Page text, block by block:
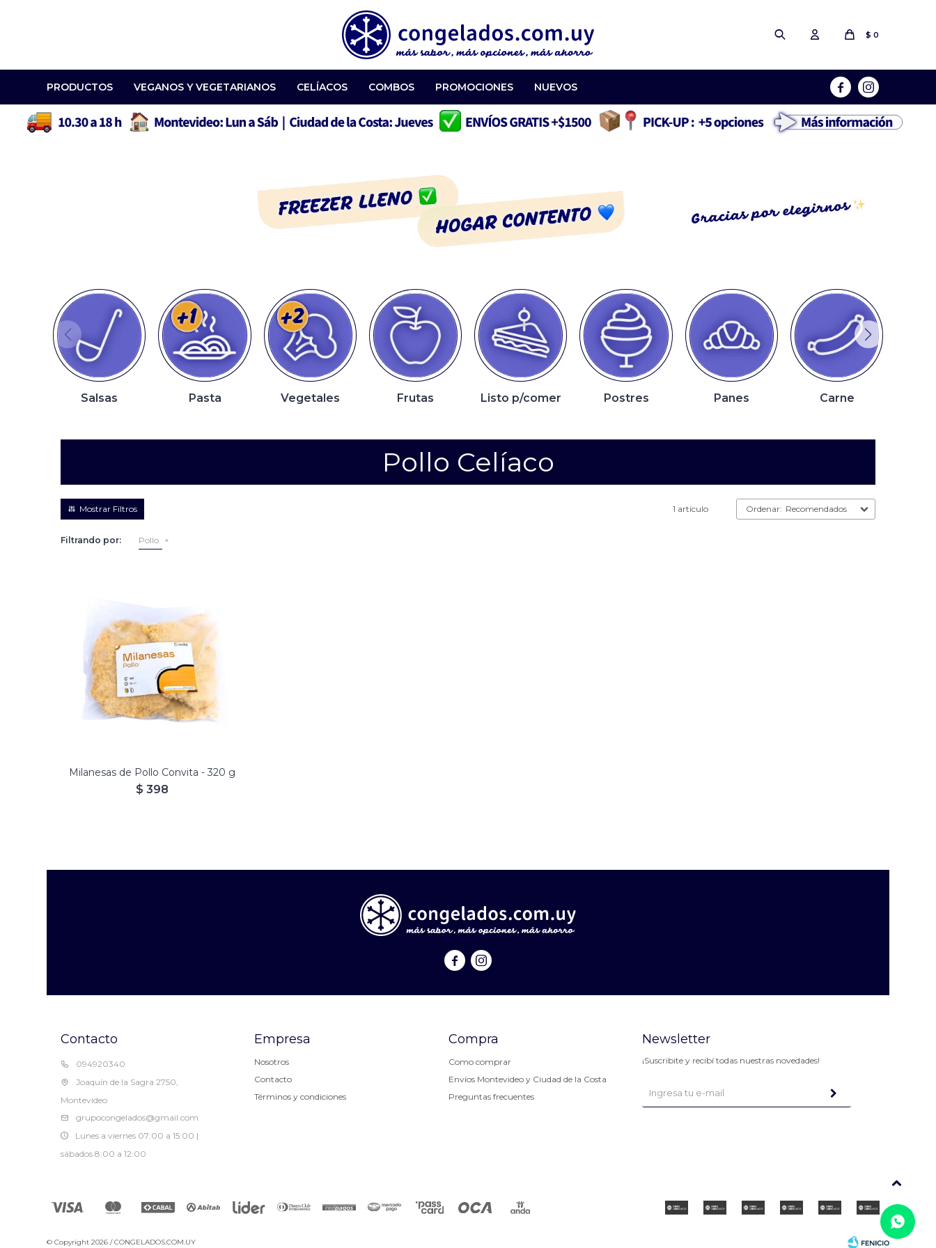
PRODUCTOS VEGANOS Y VEGETARIANOS CELÍACOS COMBOS PROMOCIONES NUEVOS
$ 0
 
Salsas Pasta Vegetales Frutas Listo p/comer Postres Panes Carne
Pollo Celíaco
1 artículo Recomendados
Filtrando por: Pollo
Milanesas de Pollo Convita - 320 g
$ 398
 
Contacto
094920340
Joaquín de la Sagra 2750,
Montevideo
grupocongelados@gmail.com
Lunes a viernes 07:00 a 15:00 |
sábados 8:00 a 12:00
Empresa
Nosotros
Contacto
Términos y condiciones
Compra
Como comprar
Envíos Montevideo y Ciudad de la Costa
Preguntas frecuentes
Newsletter
¡Suscribite y recibí todas nuestras novedades!
© Copyright 2026 / CONGELADOS.COM.UY